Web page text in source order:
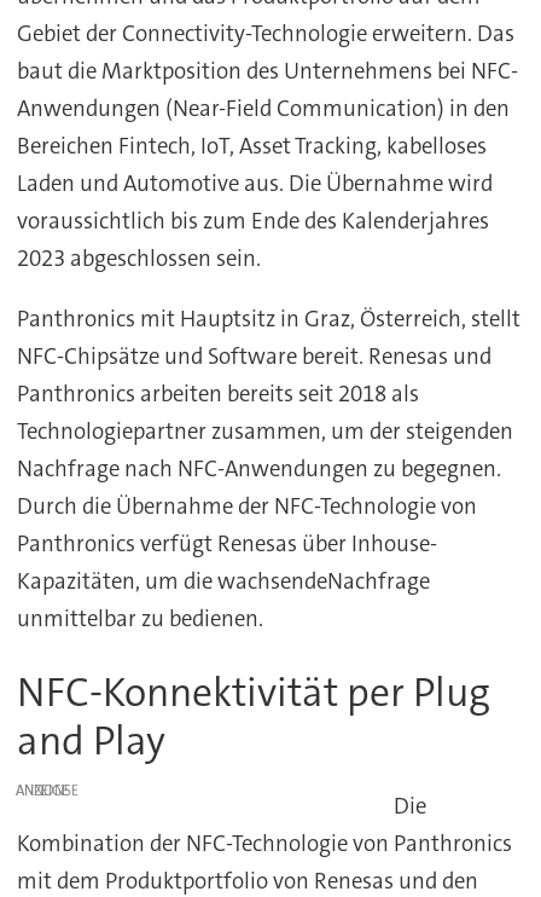
Gebiet der Connectivity-Technologie erweitern. Das
baut die Marktposition des Unternehmens bei NFC-
Anwendungen (Near-Field Communication) in den
Bereichen Fintech, IoT, Asset Tracking, kabelloses
Laden und Automotive aus. Die Übernahme wird
voraussichtlich bis zum Ende des Kalenderjahres
2023 abgeschlossen sein.
Panthronics mit Hauptsitz in Graz, Österreich, stellt
NFC-Chipsätze und Software bereit. Renesas und
Panthronics arbeiten bereits seit 2018 als
Technologiepartner zusammen, um der steigenden
Nachfrage nach NFC-Anwendungen zu begegnen.
Durch die Übernahme der NFC-Technologie von
Panthronics verfügt Renesas über Inhouse-
Kapazitäten, um die wachsendeNachfrage
unmittelbar zu bedienen.
NFC-Konnektivität per Plug
and Play
ANZEIGE
Die
Kombination der NFC-Technologie von Panthronics
mit dem Produktportfolio von Renesas und den